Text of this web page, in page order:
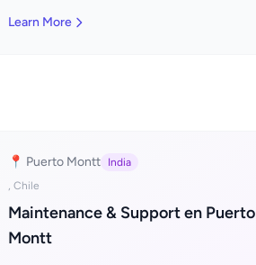
Learn More
📍 Puerto Montt
India
, Chile
Maintenance & Support en Puerto
Montt